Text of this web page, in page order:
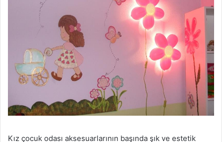
Kız çocuk odası aksesuarlarının başında şık ve estetik